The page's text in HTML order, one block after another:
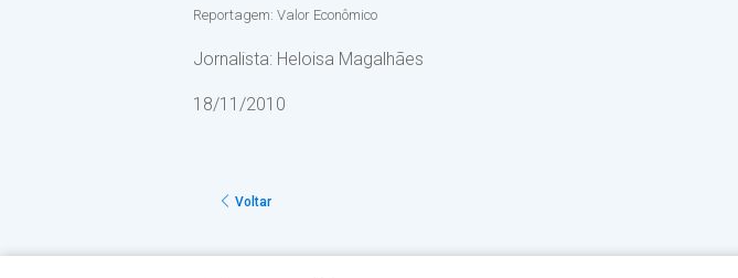
Reportagem: Valor Econômico
Jornalista: Heloisa Magalhães
18/11/2010
Voltar